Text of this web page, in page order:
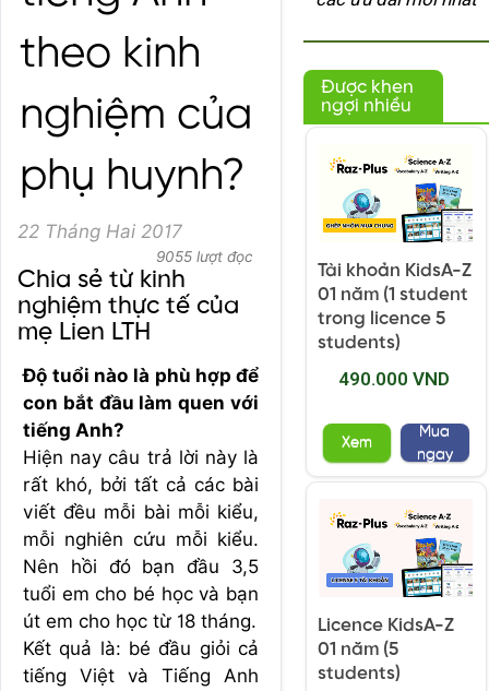
theo kinh
nghiệm của
phụ huynh?
22 Tháng Hai 2017
9055 lượt đọc
Chia sẻ từ kinh
nghiệm thực tế của
mẹ Lien LTH
Độ tuổi nào là phù hợp để
con bắt đầu làm quen với
tiếng Anh?
Hiện nay câu trả lời này là
rất khó, bởi tất cả các bài
viết đều mỗi bài mỗi kiểu,
mỗi nghiên cứu mỗi kiểu.
Nên hồi đó bạn đầu 3,5
tuổi em cho bé học và bạn
út em cho học từ 18 tháng.
Kết quả là: bé đầu giỏi cả
tiếng Việt và Tiếng Anh
Được khen
ngợi nhiều
Tài khoản KidsA-Z
01 năm (1 student
trong licence 5
students)
490.000 VND
Xem
Mua
ngay
Licence KidsA-Z
01 năm (5
students)